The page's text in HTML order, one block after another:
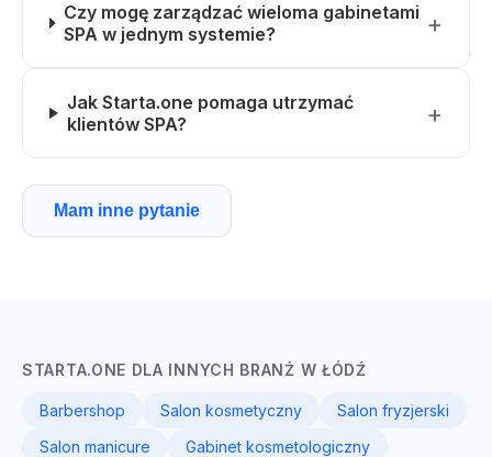
Czy mogę zarządzać wieloma gabinetami
SPA w jednym systemie?
Jak Starta.one pomaga utrzymać
klientów SPA?
Mam inne pytanie
STARTA.ONE DLA INNYCH BRANŻ W ŁÓDŹ
Barbershop Salon kosmetyczny
Salon fryzjerski
Salon manicure
Gabinet kosmetologiczny